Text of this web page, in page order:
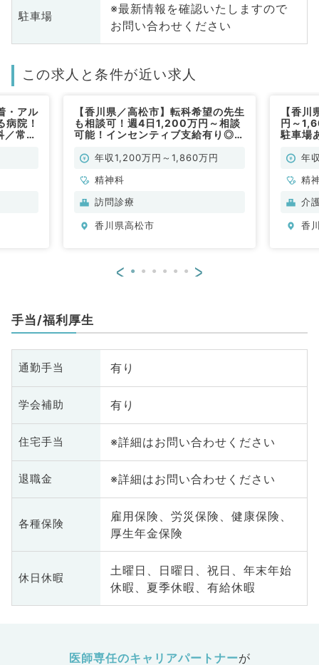
駐車場
※最新情報を確認いたしますので
お問い合わせください
この求人と条件が近い求人
・アル
病院！
／常
【香川県／高松市】転科希望の先生
も相談可！週4日1,200万円～相談
可能！インセンティブ支給有り◎在
インの訪問診療のお仕事です（精神
年収1,200万円～1,860万円
精神科
訪問診療
香川県高松市
【香
円～
駐車場
勤）年
精
介
香
< >
手当/福利厚生
通勤手当 有り
学会補助 有り
住宅手当 ※詳細はお問い合わせください
退職金 ※詳細はお問い合わせください
各種保険
雇用保険、労災保険、健康保険、
厚生年金保険
休日休暇
土曜日、日曜日、祝日、年末年始
休暇、夏季休暇、有給休暇
医師専任のキャリアパートナーが